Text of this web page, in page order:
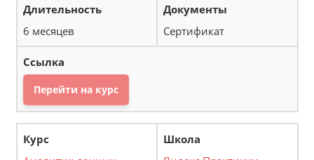
6 месяцев Сертификат
Перейти на курс